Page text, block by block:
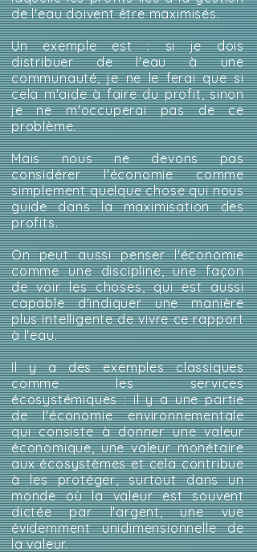
de l'eau doivent être maximisés.
Un exemple est : si je dois
distribuer de l'eau à une
communauté, je ne le ferai que si
cela m'aide à faire du profit, sinon
je ne m'occuperai pas de ce
problème.
Mais nous ne devons pas
considérer l'économie comme
simplement quelque chose qui nous
guide dans la maximisation des
profits.
On peut aussi penser l'économie
comme une discipline, une façon
de voir les choses, qui est aussi
capable d'indiquer une manière
plus intelligente de vivre ce rapport
à l'eau.
Il y a des exemples classiques
comme les services
écosystémiques : il y a une partie
de l'économie environnementale
qui consiste à donner une valeur
économique, une valeur monétaire
aux écosystèmes et cela contribue
à les protéger, surtout dans un
monde où la valeur est souvent
dictée par l'argent, une vue
évidemment unidimensionnelle de
la valeur.